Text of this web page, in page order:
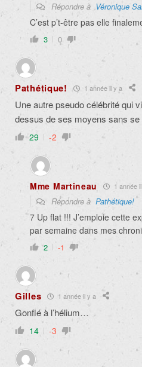
Répondre àVéronique
C’est p’t-être pas elle
3 0
Pathétique! 1 année il y a
Une autre pseudo célébrité qui
dessus de ses moyens sans se
29 -2
Mme Martineau 1 année
Répondre à Pathétique!
7 Up flat !!! J’emploie cette
par semaine dans mes
2 -1
Gilles 1 année il y a
Gonflé à l’hélium…
14 -3